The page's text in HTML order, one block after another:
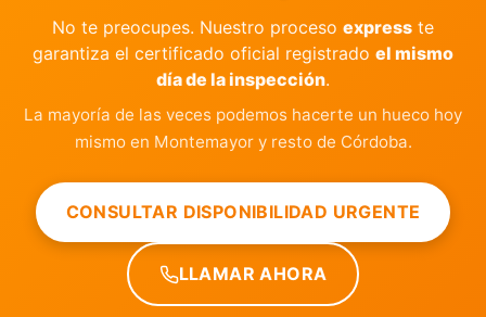
No te preocupes. Nuestro proceso express te
garantiza el certificado oficial registrado el mismo
día de la inspección.
La mayoría de las veces podemos hacerte un hueco hoy
mismo en Montemayor y resto de Córdoba.
CONSULTAR DISPONIBILIDAD URGENTE
LLAMAR AHORA